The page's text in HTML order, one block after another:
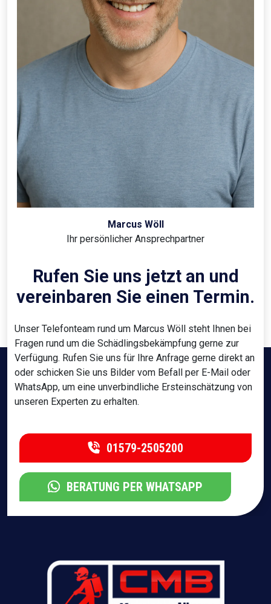
Marcus Wöll
Ihr persönlicher Ansprechpartner
Rufen Sie uns jetzt an und
vereinbaren Sie einen Termin.
Unser Telefonteam rund um Marcus Wöll steht Ihnen bei
Fragen rund um die Schädlingsbekämpfung gerne zur
Verfügung. Rufen Sie uns für Ihre Anfrage gerne direkt an
oder schicken Sie uns Bilder vom Befall per E-Mail oder
WhatsApp, um eine unverbindliche Ersteinschätzung von
unseren Experten zu erhalten.
01579-2505200
BERATUNG PER WHATSAPP